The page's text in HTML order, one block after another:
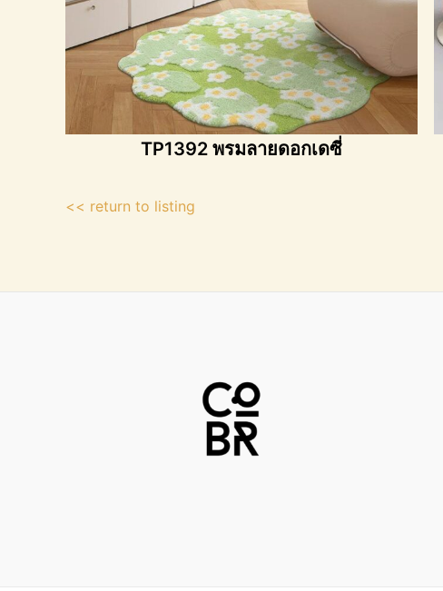
TP1392 พรมลายดอกเดซี่
<< return to listing